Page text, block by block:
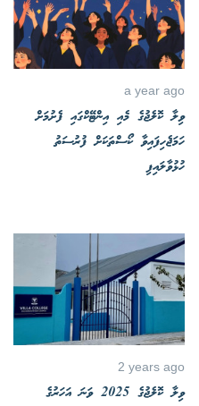
a year ago
ވިލާ ކޮލެޖުގެ މެއި އިންޓޭކްގައި ފެށުމަށް
ހަމަޖެހިފައިވާ ކޯސްތަކަށް ފުރުސަތު
ހުޅުވާލައިފި
2 years ago
ވިލާ ކޮލެޖުގެ 2025 ވަނަ އަހަރުގެ